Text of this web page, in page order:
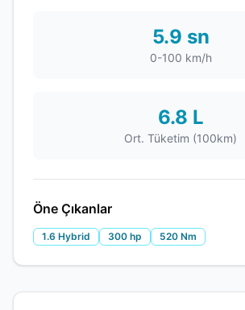
5.9 sn
0-100 km/h
6.8 L
Ort. Tüketim (100km)
Öne Çıkanlar
1.6 Hybrid 300 hp 520 Nm